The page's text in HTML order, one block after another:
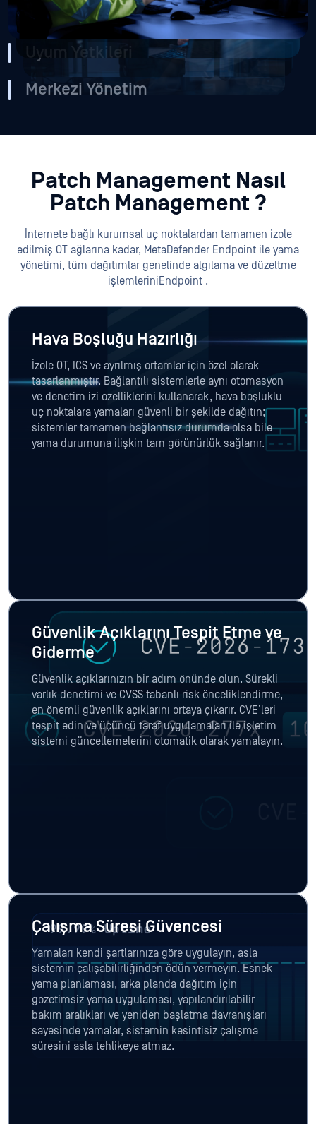
Kesin Uygulama Planı ve Zamanlama
Uyum Yetkileri
Merkezi Yönetim
Patch Management Nasıl
Patch Management ?
İnternete bağlı kurumsal uç noktalardan tamamen izole
edilmiş OT ağlarına kadar, MetaDefender Endpoint ile yama
yönetimi, tüm dağıtımlar genelinde algılama ve düzeltme
işlemleriniEndpoint .
Hava Boşluğu Hazırlığı
İzole OT, ICS ve ayrılmış ortamlar için özel olarak
tasarlanmıştır. Bağlantılı sistemlerle aynı otomasyon
ve denetim izi özelliklerini kullanarak, hava boşluklu
uç noktalara yamaları güvenli bir şekilde dağıtın;
sistemler tamamen bağlantısız durumda olsa bile
yama durumuna ilişkin tam görünürlük sağlanır.
Güvenlik Açıklarını Tespit Etme ve
Giderme
Güvenlik açıklarınızın bir adım önünde olun. Sürekli
varlık denetimi ve CVSS tabanlı risk önceliklendirme,
en önemli güvenlik açıklarını ortaya çıkarır. CVE’leri
tespit edin ve üçüncü taraf uygulamaları ile işletim
sistemi güncellemelerini otomatik olarak yamalayın.
Çalışma Süresi Güvencesi
Yamaları kendi şartlarınıza göre uygulayın, asla
sistemin çalışabilirliğinden ödün vermeyin. Esnek
yama planlaması, arka planda dağıtım için
gözetimsiz yama uygulaması, yapılandırılabilir
bakım aralıkları ve yeniden başlatma davranışları
sayesinde yamalar, sistemin kesintisiz çalışma
süresini asla tehlikeye atmaz.